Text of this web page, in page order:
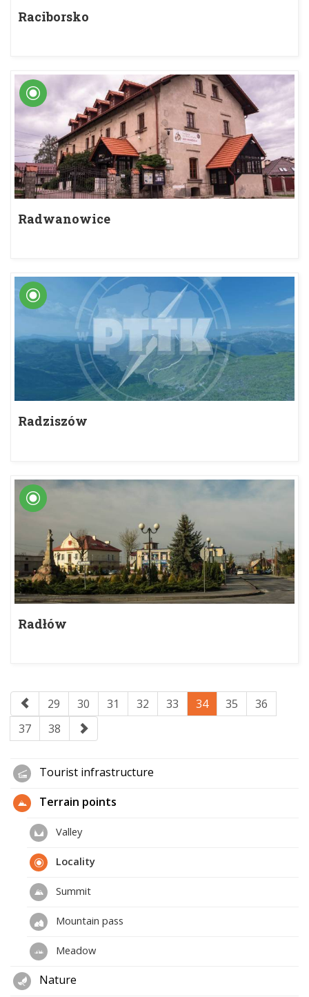
Raciborsko
Radwanowice
Radziszów
Radłów
29 30 31 32 33 34 35
36
37
38
Tourist infrastructure
Terrain points
Valley
Locality
Summit
Mountain pass
Meadow
Nature